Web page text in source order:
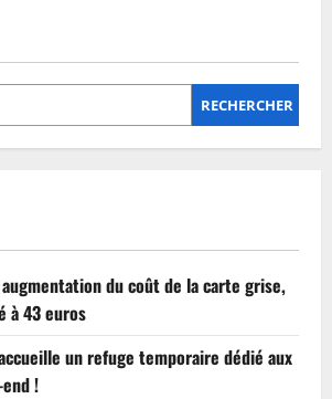
RECHERCHER
du coût de la carte grise,
à 43 euros
un refuge temporaire dédié aux
!